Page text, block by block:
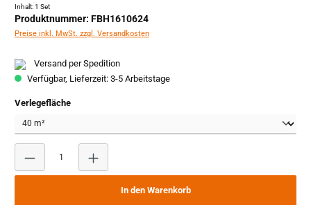
Inhalt:1 Set
Produktnummer: FBH1610624
Preise inkl. MwSt. zzgl. Versandkosten
Versand per Spedition
Verfügbar, Lieferzeit: 3-5 Arbeitstage
Verlegeflächeauswählen
Produkt Anzahl: Gib den gewünschten Wert ein oder
In den Warenkorb